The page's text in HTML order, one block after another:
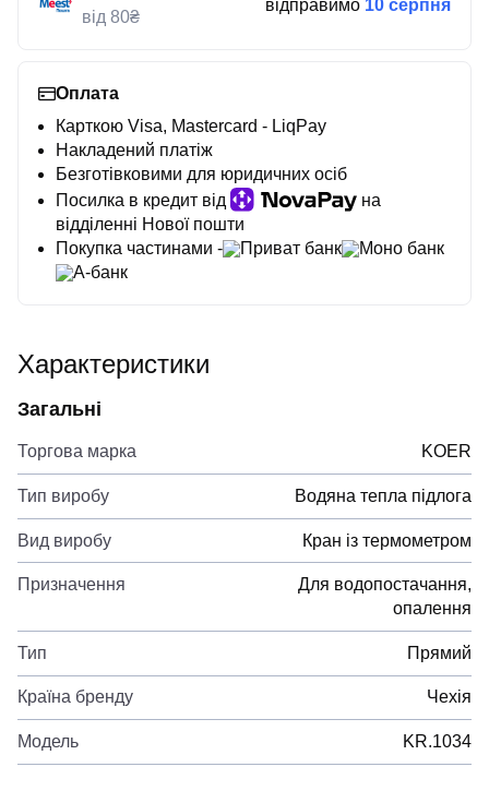
від 80₴
відправимо 10 серпня
Оплата
Карткою Visa, Mastercard - LiqPay
Накладений платіж
Безготівковими для юридичних осіб
Посилка в кредит від
на
відділенні Нової пошти
Покупка частинами -
Приват банк
Моно банк
А-банк
Характеристики
Загальні
Торгова марка KOER
Тип виробу Водяна тепла підлога
Вид виробу Кран із термометром
Призначення
Для водопостачання,
опалення
Тип Прямий
Країна бренду Чехія
Модель KR.1034